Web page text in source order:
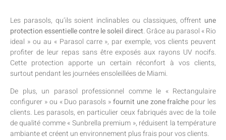
Les parasols, qu’ils soient inclinables ou classiques, offrent une
protection essentielle contre le soleil direct. Grâce au parasol « Rio
ideal » ou au « Parasol carre », par exemple, vos clients peuvent
profiter de leur repas sans être exposés aux rayons UV nocifs.
Cette protection apporte un certain réconfort à vos clients,
surtout pendant les journées ensoleillées de Miami.
De plus, un parasol professionnel comme le « Rectangulaire
configurer » ou « Duo parasols »fournit une zone fraîche pour les
clients. Les parasols, en particulier ceux fabriqués avec de la toile
de qualité comme « Sunbrella premium », réduisent la température
ambiante et créent un environnement plus frais pour vos clients.